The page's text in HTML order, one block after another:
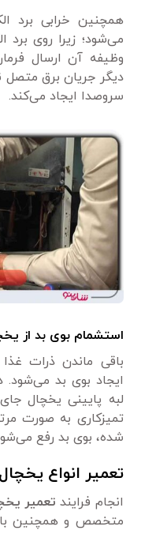
همچنین خرابی برد
می‌شود؛ زیرا روی برد
وظیفه آن ارسال
دیگر جریان برق متصل
سروصدا ایجاد می‌کند.
استشمام بوی بد از
باقی ماندن ذرات
ایجاد بوی بد
لبه پایینی یخچال
تمیزکاری به صورت
شده، بوی بد رفع
تعمیر انواع
انجام فرایند تعمیر
متخصص و همچنین با